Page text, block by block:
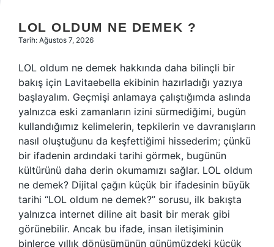
LOL OLDUM NE DEMEK ?
Tarih: Ağustos 7, 2026
LOL oldum ne demek hakkında daha bilinçli bir
bakış için Lavitaebella ekibinin hazırladığı yazıya
başlayalım. Geçmişi anlamaya çalıştığımda aslında
yalnızca eski zamanların izini sürmediğimi, bugün
kullandığımız kelimelerin, tepkilerin ve davranışların
nasıl oluştuğunu da keşfettiğimi hissederim; çünkü
bir ifadenin ardındaki tarihi görmek, bugünün
kültürünü daha derin okumamızı sağlar. LOL oldum
ne demek? Dijital çağın küçük bir ifadesinin büyük
tarihi “LOL oldum ne demek?” sorusu, ilk bakışta
yalnızca internet diline ait basit bir merak gibi
görünebilir. Ancak bu ifade, insan iletişiminin
binlerce yıllık dönüşümünün günümüzdeki küçük